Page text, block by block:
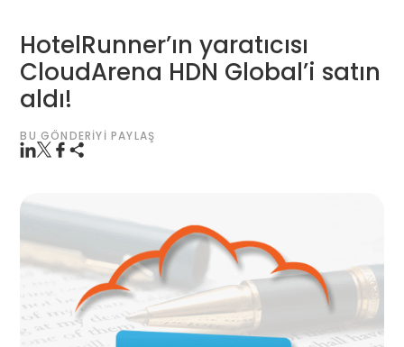
HotelRunner’ın yaratıcısı
CloudArena HDN Global’i satın
aldı!
BU GÖNDERIYI PAYLAŞ